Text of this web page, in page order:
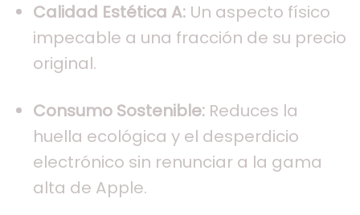
Calidad Estética A: Un aspecto físico
impecable a una fracción de su precio
original.
Consumo Sostenible: Reduces la
huella ecológica y el desperdicio
electrónico sin renunciar a la gama
alta de Apple.